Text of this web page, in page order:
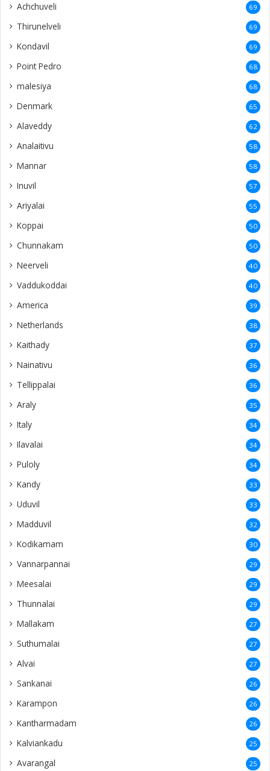
Achchuveli 69
Thirunelveli 69
Kondavil 69
Point Pedro 68
malesiya 68
Denmark 65
Alaveddy 62
Analaitivu 58
Mannar 58
Inuvil 57
Ariyalai 55
Koppai 50
Chunnakam 50
Neerveli 40
Vaddukoddai 40
America 39
Netherlands 38
Kaithady 37
Nainativu 36
Tellippalai 36
Araly 35
Italy 34
Ilavalai 34
Puloly 34
Kandy 33
Uduvil 33
Madduvil 32
Kodikamam 30
Vannarpannai 29
Meesalai 29
Thunnalai 29
Mallakam 27
Suthumalai 27
Alvai 27
Sankanai 26
Karampon 26
Kantharmadam 26
Kalviankadu 25
Avarangal 25